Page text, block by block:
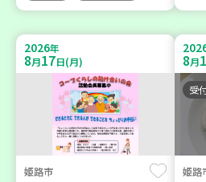
2026年
8月17日(月)
姫路市
8月
受
姫路